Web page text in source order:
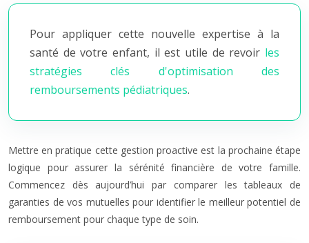
Pour appliquer cette nouvelle expertise à la
santé de votre enfant, il est utile de revoir les
stratégies clés d'optimisation des
remboursements pédiatriques.
Mettre en pratique cette gestion proactive est la prochaine étape
logique pour assurer la sérénité financière de votre famille.
Commencez dès aujourd’hui par comparer les tableaux de
garanties de vos mutuelles pour identifier le meilleur potentiel de
remboursement pour chaque type de soin.